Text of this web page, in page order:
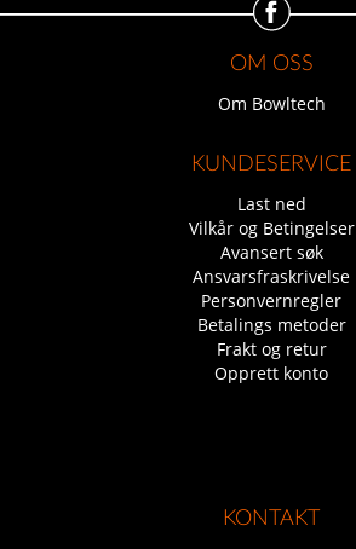
OM OSS
Om Bowltech
KUNDESERVICE
Last ned
Vilkår og Betingelser
Avansert søk
Ansvarsfraskrivelse
Personvernregler
Betalings metoder
Frakt og retur
Opprett konto
KONTAKT